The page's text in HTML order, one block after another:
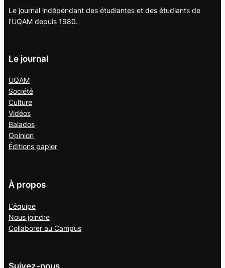
Le journal indépendant des étudiantes et des étudiants de
l'UQAM depuis 1980.
Le journal
UQAM
Société
Culture
Vidéos
Balados
Opinion
Éditions papier
À propos
L’équipe
Nous joindre
Collaborer au Campus